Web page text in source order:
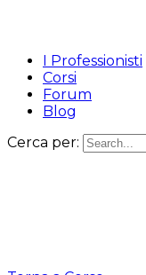
I Professionisti
Corsi
Forum
Blog
Cerca per: